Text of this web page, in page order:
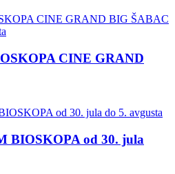
CINE GRAND
BIOSKOPA od 30. jula